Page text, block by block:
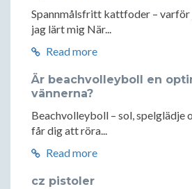
Spannmålsfritt kattfoder – varför
jag lärt mig När...
Read more
Är beachvolleyboll en
vännerna?
Beachvolleyboll – sol, spelglädje
får dig att röra...
Read more
cz pistoler